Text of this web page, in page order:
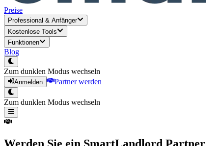
Preise
Professional & Anfänger
Kostenlose Tools
Funktionen
Blog
Zum dunklen Modus wechseln
Anmelden Partner werden
Zum dunklen Modus wechseln